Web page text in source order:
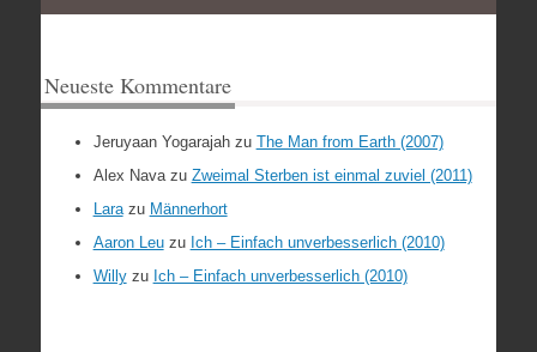
Neueste Kommentare
Jeruyaan Yogarajahzu The Man from Earth (2007)
Alex Navazu Zweimal Sterben ist einmal zuviel (2011)
Larazu Männerhort
Aaron Leuzu Ich – Einfach unverbesserlich (2010)
Willyzu Ich – Einfach unverbesserlich (2010)